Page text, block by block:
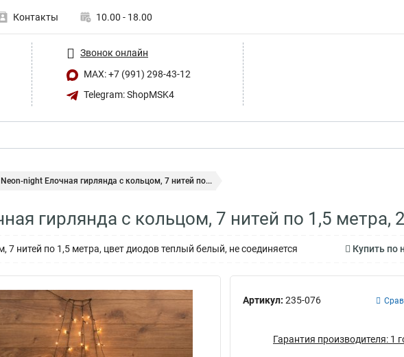
Контакты 10.00 - 18.00
Звонок онлайн
MAX: +7 (991) 298-43-12
Telegram: ShopMSK4
Neon-night Елочная гирлянда с кольцом, 7 нитей по...
гирлянда с кольцом, 7 нитей по 1,5 метра,
7 нитей по 1,5 метра, цвет диодов теплый белый, не соединяется Купить по
Артикул: 235-076
Гарантия производителя: 1